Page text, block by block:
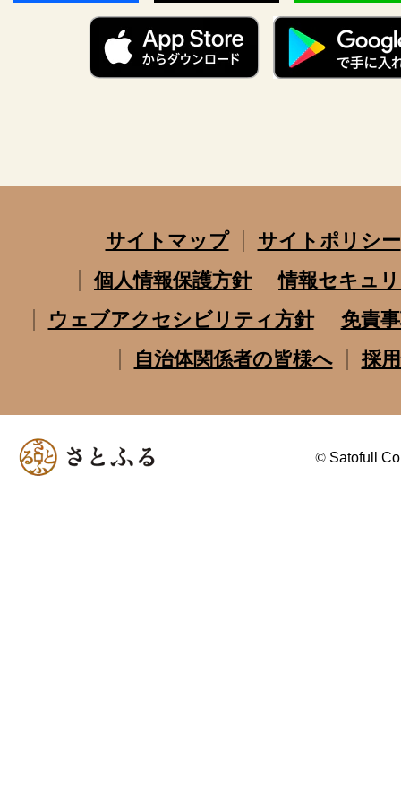
サイトマップ
サイトポリシー
個人情報保護方針
情報セキュ
ウェブアクセシビリティ方針
免責
自治体関係者の皆様へ
採
© Satofull